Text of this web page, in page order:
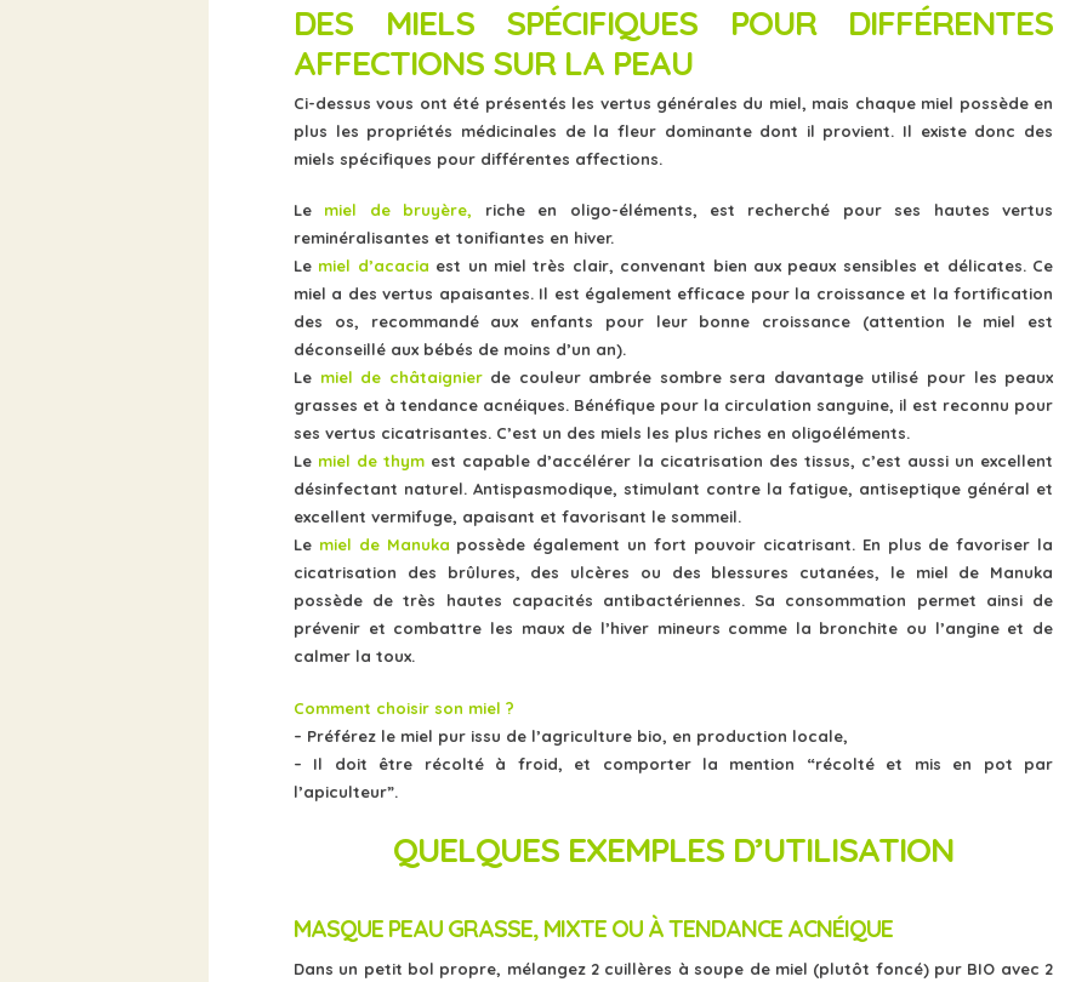
DES MIELS SPÉCIFIQUES POUR DIFFÉRENTES
AFFECTIONS SUR LA PEAU
Ci-dessus vous ont été présentés les vertus générales du miel, mais chaque miel possède en
plus les propriétés médicinales de la fleur dominante dont il provient. Il existe donc des
miels spécifiques pour différentes affections.
Le miel de bruyère, riche en oligo-éléments, est recherché pour ses hautes vertus
reminéralisantes et tonifiantes en hiver.
Le miel d’acacia est un miel très clair, convenant bien aux peaux sensibles et délicates. Ce
miel a des vertus apaisantes. Il est également efficace pour la croissance et la fortification
des os, recommandé aux enfants pour leur bonne croissance (attention le miel est
déconseillé aux bébés de moins d’un an).
Le miel de châtaignierde couleur ambrée sombre sera davantage utilisé pour les peaux
grasses et à tendance acnéiques. Bénéfique pour la circulation sanguine, il est reconnu pour
ses vertus cicatrisantes. C’est un des miels les plus riches en oligoéléments.
Le miel de thym est capable d’accélérer la cicatrisation des tissus, c’est aussi un excellent
désinfectant naturel. Antispasmodique, stimulant contre la fatigue, antiseptique général et
excellent vermifuge, apaisant et favorisant le sommeil.
Le miel de Manuka possède également un fort pouvoir cicatrisant. En plus de favoriser la
cicatrisation des brûlures, des ulcères ou des blessures cutanées, le miel de Manuka
possède de très hautes capacités antibactériennes. Sa consommation permet ainsi de
prévenir et combattre les maux de l’hiver mineurs comme la bronchite ou l’angine et de
calmer la toux.
Comment choisir son miel ?
– Préférez le miel pur issu de l’agriculture bio, en production locale,
– Il doit être récolté à froid, et comporter la mention “récolté et mis en pot par
l’apiculteur”.
QUELQUES EXEMPLES D’UTILISATION
MASQUE PEAU GRASSE, MIXTE OU À TENDANCE ACNÉIQUE
Dans un petit bol propre, mélangez 2 cuillères à soupe de miel (plutôt foncé) pur BIO avec 2